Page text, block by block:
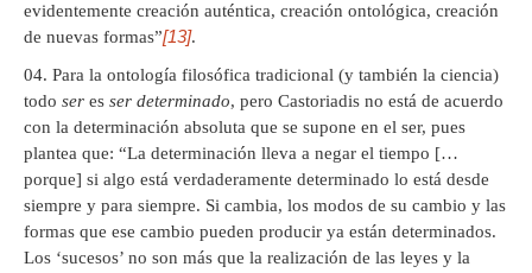
evidentemente creación auténtica, creación ontológica, creación
de nuevas formas”[13].
Para la ontología filosófica tradicional (y también la ciencia)
todo ser es ser determinado, pero Castoriadis no está de acuerdo
con la determinación absoluta que se supone en el ser, pues
plantea que: “La determinación lleva a negar el tiempo […
porque] si algo está verdaderamente determinado lo está desde
siempre y para siempre. Si cambia, los modos de su cambio y las
formas que ese cambio pueden producir ya están determinados.
Los ‘sucesos’ no son más que la realización de las leyes y la